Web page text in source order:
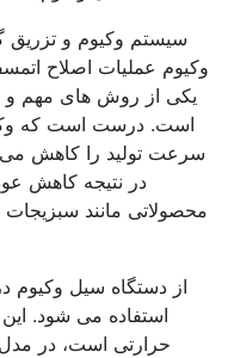
سیستم وکیوم و تزریق
عملیات اصلاح اتمسفر
از روش های مهم و
درست است که وکیوم
تولید را کاهش می دهد
در نتیجه کاهش
مانند سبزیجات و
از دستگاه سیل وکیوم در
استفاده می شود. این
حرارتی است، در مدل های